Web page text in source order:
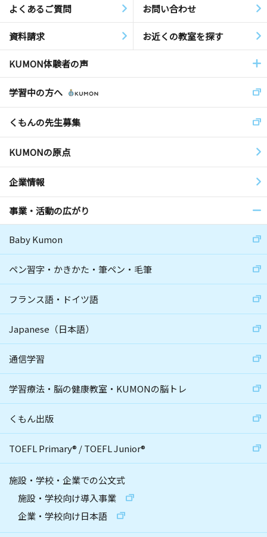
よくあるご質問 お問い合わせ
資料請求 お近くの教室を探す
KUMON体験者の声
学習中の方へ
くもんの先生募集
KUMONの原点
企業情報
事業・活動の広がり
Baby Kumon
ペン習字・かきかた・筆ペン・毛筆
フランス語・ドイツ語
Japanese（日本語）
通信学習
学習療法・脳の健康教室・KUMONの脳トレ
くもん出版
TOEFL Primary® /TOEFL Junior®
施設・学校・企業での公文式
施設・学校向け導入事業
企業・学校向け日本語